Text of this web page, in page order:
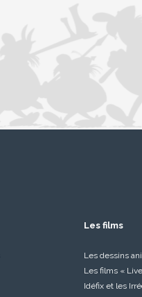
Les films
Les dessins
Les films «
Idéfix et les